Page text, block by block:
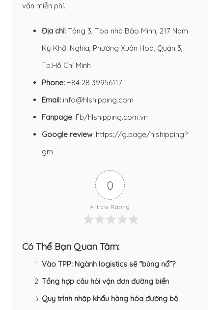
vấn miễn phí.
Địa chỉ: Tầng 3, Tòa nhà Bảo Minh, 217 Nam
Kỳ Khởi Nghĩa, Phường Xuân Hoà, Quận 3,
Tp.Hồ Chí Minh
Phone: +84 28 39956117
Email: info@hlshipping.com
Fanpage: Fb/hlshipping.com.vn
Google review: https://g.page/hlshipping?
gm
0
Article Rating
Có Thể Bạn Quan Tâm:
Vào TPP: Ngành logistics sẽ “bùng nổ”?
Tổng hợp câu hỏi vận đơn đường biển
Quy trình nhập khẩu hàng hóa đường bộ